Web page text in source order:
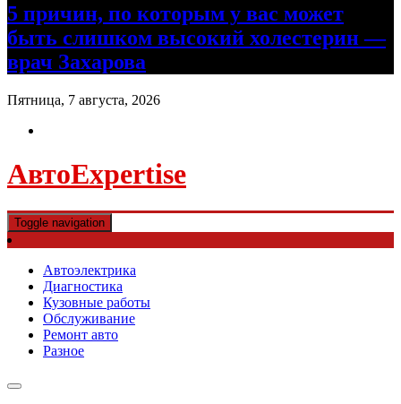
5 причин, по которым у вас может
быть слишком высокий холестерин —
врач Захарова
Пятница, 7 августа, 2026
АвтоExpertise
Toggle navigation
Автоэлектрика
Диагностика
Кузовные работы
Обслуживание
Ремонт авто
Разное